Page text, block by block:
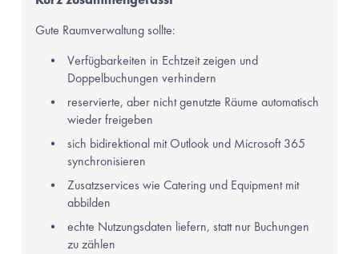
Gute Raumverwaltung sollte:
Verfügbarkeiten in Echtzeit zeigen und
Doppelbuchungen verhindern
reservierte, aber nicht genutzte Räume automatisch
wieder freigeben
sich bidirektional mit Outlook und Microsoft 365
synchronisieren
Zusatzservices wie Catering und Equipment mit
abbilden
echte Nutzungsdaten liefern, statt nur Buchungen
zu zählen